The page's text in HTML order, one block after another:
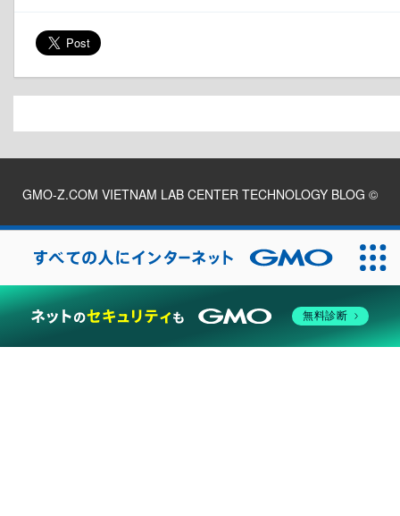
GMO-Z.COM VIETNAM LAB CENTER TECHNOLOGY BLOG ©
2026
無料診断